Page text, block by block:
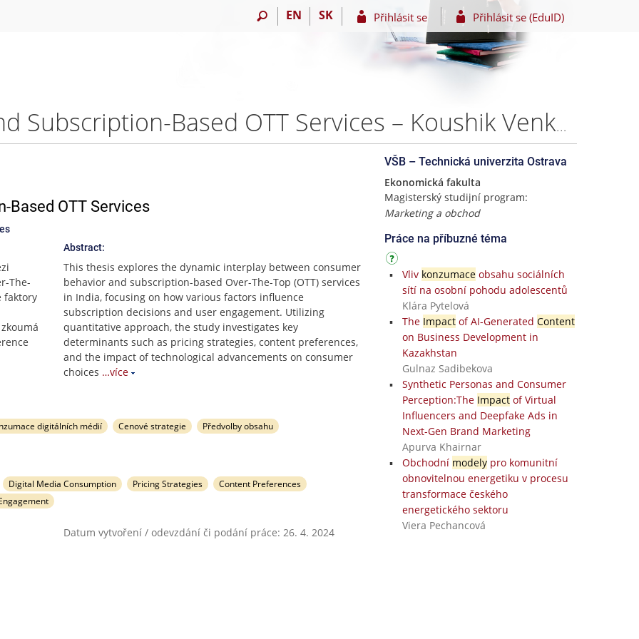
EN SK Přihlásit se Přihlásit se (EduID)
Consumer Behaviour and Subscription-Based OTT Services – Koushik Venkataraman
Based OTT Services
The-
faktory
Abstract:
This thesis explores the dynamic interplay between consumer
behavior and subscription-based Over-The-Top (OTT) services
in India, focusing on how various factors influence
subscription decisions and user engagement. Utilizing
quantitative approach, the study investigates key
determinants such as pricing strategies, content preferences,
and the impact of technological advancements on consumer
choices …více
digitálních médií Cenové strategie
Předvolby obsahu
Digital Media Consumption Pricing Strategies
Content Preferences
Datum vytvoření / odevzdání či podání práce: 26. 4. 2024
VŠB – Technická univerzita Ostrava
Ekonomická fakulta
Magisterský studijní program:
Marketing a obchod
Práce na příbuzné téma
Vliv konzumaceobsahu sociálních
sítí na osobní pohodu adolescentů
Klára Pytelová
The Impactof AI-Generated Content
on Business Development in
Kazakhstan
Gulnaz Sadibekova
Synthetic Personas and Consumer
Perception:The Impactof Virtual
Influencers and Deepfake Ads in
Next-Gen Brand Marketing
Apurva Khairnar
Obchodní modelypro komunitní
obnovitelnou energetiku v procesu
transformace českého
energetického sektoru
Viera Pechancová